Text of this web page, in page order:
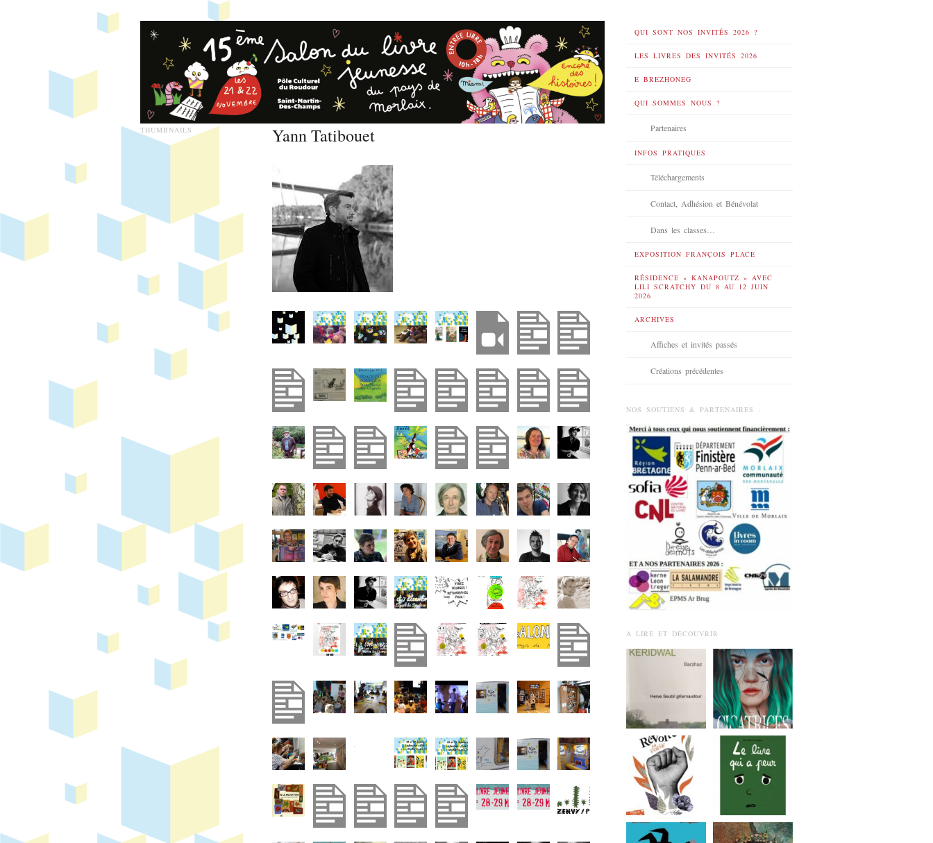
QUI SONT NOS INVITÉS 2026 ?
LES LIVRES DES INVITÉS 2026
E BREZHONEG
QUI SOMMES NOUS ?
Partenaires
INFOS PRATIQUES
Téléchargements
Contact, Adhésion et Bénévolat
Dans les classes…
EXPOSITION FRANÇOIS PLACE
RÉSIDENCE « KANAPOUTZ » AVEC
LILI SCRATCHY DU 8 AU 12 JUIN
2026
ARCHIVES
Affiches et invités passés
Créations précédentes
Yann Tatibouet
THUMBNAILS
NOS SOUTIENS & PARTENAIRES :
A LIRE ET DÉCOUVRIR